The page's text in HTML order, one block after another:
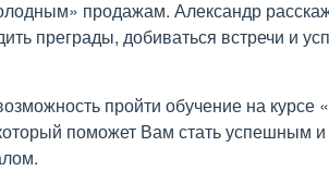
продажам. Александр
преграды, добиваться встречи и
пройти обучение на курсе
поможет Вам стать успешным